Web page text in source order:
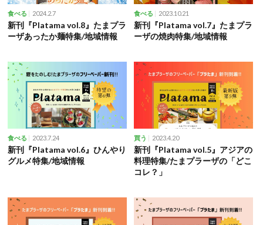
食べる 2024.2.7
新刊『Platama vol.8』たまプラ
ーザあったか麺特集/地域情報
食べる 2023.10.21
新刊『Platama vol.7』たまプラ
ーザの焼肉特集/地域情報
食べる 2023.7.24
新刊『Platama vol.6』ひんやり
グルメ特集/地域情報
買う 2023.4.20
新刊『Platama vol.5』アジアの
料理特集/たまプラーザの「どこ
コレ？」